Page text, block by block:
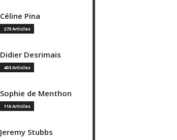
Céline Pina
273 Articles
Didier Desrimais
403 Articles
Sophie de Menthon
116 Articles
Jeremy Stubbs